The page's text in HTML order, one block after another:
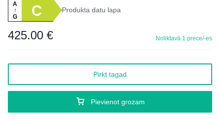
A
↑
G
C Produkta datu lapa
425.00 € Noliktavā 1 prece/-es
Pievienot grozam
Pirkt tagad